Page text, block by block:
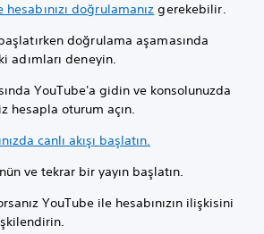
hesabınızı doğrulamanız gerekebilir.
başlatırken doğrulama aşamasında
adımları deneyin.
YouTube'a gidin ve konsolunuzda
hesapla oturum açın.
canlı akışı başlatın.
ve tekrar bir yayın başlatın.
YouTube ile hesabınızın ilişkisini